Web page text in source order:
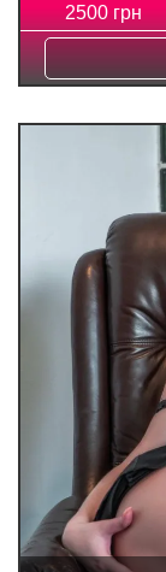
2500 грн